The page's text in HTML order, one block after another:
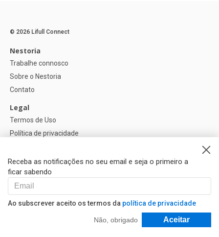
Receba as notificações no seu email e seja o primeiro a
ficar sabendo
Ao subscrever aceito os termos da política de privacidade
Não, obrigado Aceitar
Filtrar e Classificar
© 2026 Lifull Connect
Nestoria
Trabalhe connosco
Sobre o Nestoria
Contato
Legal
Termos de Uso
Política de privacidade
Configurações de cookies
Ajuda
FAQ
Nossos Parceiros